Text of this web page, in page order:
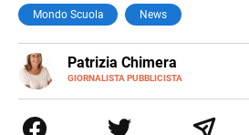
Mondo Scuola News
Patrizia Chimera
GIORNALISTA PUBBLICISTA
E-
MAIL
LINKEDIN
collaborato con grandi gruppi